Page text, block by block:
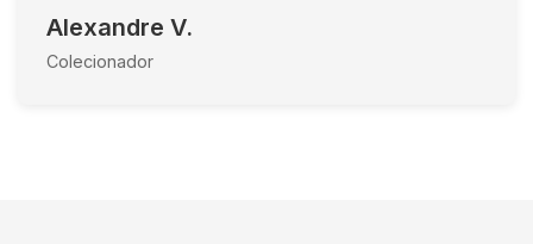
Alexandre V.
Colecionador